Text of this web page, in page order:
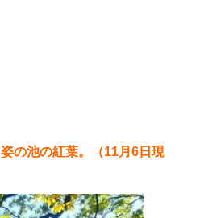
姿の池の紅葉。（11月6日現